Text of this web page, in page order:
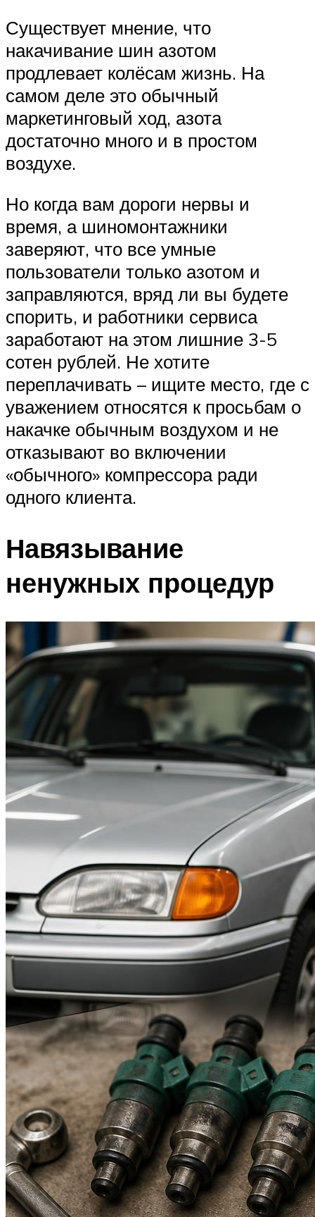
Существует мнение, что
накачивание шин азотом
продлевает колёсам жизнь. На
самом деле это обычный
маркетинговый ход, азота
достаточно много и в простом
воздухе.
Но когда вам дороги нервы и
время, а шиномонтажники
заверяют, что все умные
пользователи только азотом и
заправляются, вряд ли вы будете
спорить, и работники сервиса
заработают на этом лишние 3-5
сотен рублей. Не хотите
переплачивать – ищите место, где с
уважением относятся к просьбам о
накачке обычным воздухом и не
отказывают во включении
«обычного» компрессора ради
одного клиента.
Навязывание
ненужных процедур